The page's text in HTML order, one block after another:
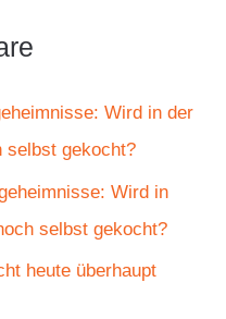
Wird in der
selbst gekocht?
Wird in
selbst gekocht?
heute überhaupt